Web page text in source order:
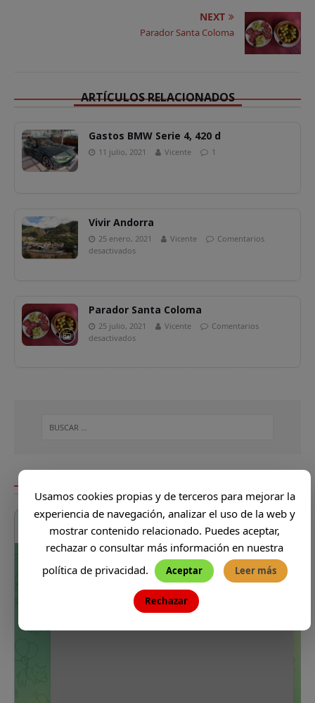
k NEXT
Parador Santa Coloma
ARTÍCULOS RELACIONADOS
Gastos BMW Serie 4, 420 d
11 julio, 2021 Vicente 1
Vivir Andorra
25 enero, 2021 Vicente
Comentarios
desactivados
Parador Santa Coloma
25 julio, 2021 Vicente
Comentarios
desactivados
Usamos cookies propias y de terceros para mejorar la
experiencia de navegación, analizar el uso de la web y
mostrar contenido relacionado. Puedes aceptar,
rechazar o consultar más información en nuestra
política de privacidad.
Aceptar Leer más
Rechazar